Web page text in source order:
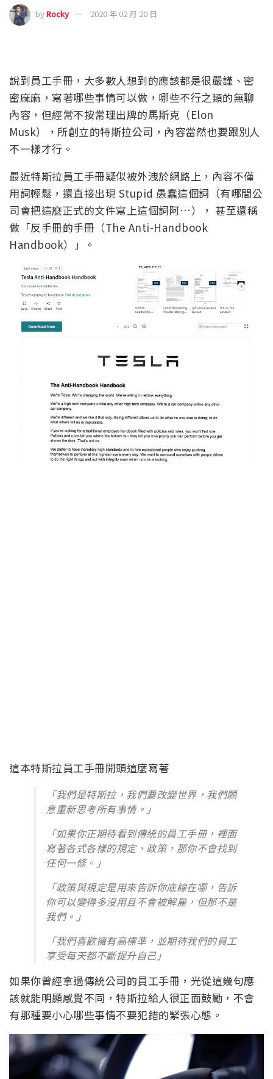
byRocky 2020 年 02 月 20 日
說到員工手冊，大多數人想到的應該都是很嚴謹、密
密麻麻，寫著哪些事情可以做，哪些不行之類的無聊
內容，但經常不按常理出牌的馬斯克（Elon
Musk），所創立的特斯拉公司，內容當然也要跟別人
不一樣才行。
最近特斯拉員工手冊疑似被外洩於網路上，內容不僅
用詞輕鬆，還直接出現 Stupid 愚蠢這個詞（有哪間公
司會把這麼正式的文件寫上這個詞阿…）， 甚至還稱
做「反手冊的手冊（The Anti-Handbook
Handbook）」。
這本特斯拉員工手冊開頭這麼寫著
「我們是特斯拉，我們要改變世界，我們願
意重新思考所有事情。」
「如果你正期待看到傳統的員工手冊，裡面
寫著各式各樣的規定、政策，那你不會找到
任何一條。」
「政策與規定是用來告訴你底線在哪，告訴
你可以變得多沒用且不會被解雇，但那不是
我們。」
「我們喜歡擁有高標準，並期待我們的員工
享受每天都不斷提升自己」
如果你曾經拿過傳統公司的員工手冊，光從這幾句應
該就能明顯感覺不同，特斯拉給人很正面鼓勵，不會
有那種要小心哪些事情不要犯錯的緊張心態。